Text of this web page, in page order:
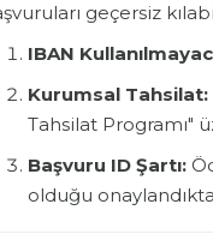
geçersiz
IBAN
Kurumsal Tahsilat:
Tahsilat Programı"
Başvuru ID Şartı:
olduğu